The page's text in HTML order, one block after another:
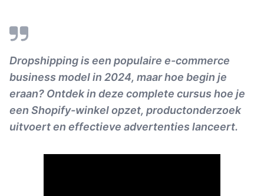
Dropshipping is een populaire e-commerce
business model in 2024, maar hoe begin je
eraan? Ontdek in deze complete cursus hoe je
een Shopify-winkel opzet, productonderzoek
uitvoert en effectieve advertenties lanceert.